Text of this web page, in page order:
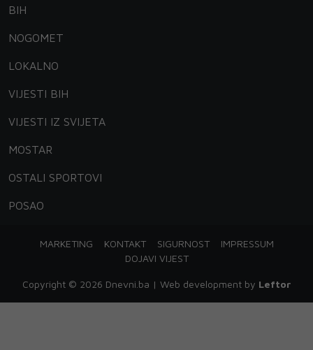
BIH
NOGOMET
LOKALNO
VIJESTI BIH
VIJESTI IZ SVIJETA
MOSTAR
OSTALI SPORTOVI
POSAO
MARKETING KONTAKT SIGURNOST
IMPRESSUM
DOJAVI VIJEST
Copyright © 2026 Dnevni.ba | Web development by Leftor